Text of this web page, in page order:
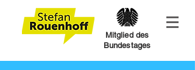
Mitglied des
Bundestages